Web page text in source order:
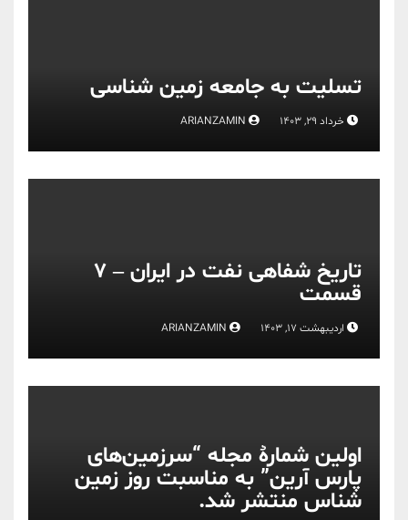
تسلیت به جامعه زمین شناسی
خرداد 29, 1403
تاریخ شفاهی نفت در ایران – 7
قسمت
اردیبهشت 17, 1403
اولین شمارۀ مجله “سرزمین‌های
پارس آرین” به مناسبت روز زمین
شناس منتشر شد.